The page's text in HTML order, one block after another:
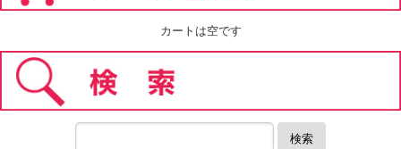
カートは空です
検索